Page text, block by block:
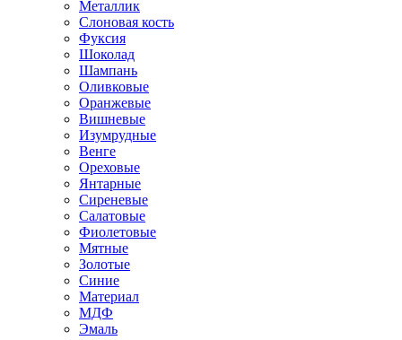
Металлик
Слоновая кость
Фуксия
Шоколад
Шампань
Оливковые
Оранжевые
Вишневые
Изумрудные
Венге
Ореховые
Янтарные
Сиреневые
Салатовые
Фиолетовые
Мятные
Золотые
Синие
Материал
МДФ
Эмаль